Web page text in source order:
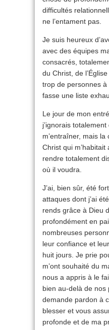
difficultés
ne l’entament pas.
Je suis heureux
avec des équipes
consacrés,
du Christ, de
trop de personnes à
fasse une liste
Le jour de mon
j’ignorais
m’entraîner, mais
Christ qui
rendre totalement
où il voudra.
J’ai, bien sûr, été
attaques dont j’ai
rends grâce à Dieu
profondément en
nombreuses
leur confiance et
huit jours. Je prie
m’ont souhaité du
nous a appris à le
bien au-delà de nos
demande pardon à
blesser et vous
profonde et de ma